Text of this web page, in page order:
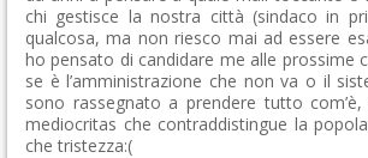
chi gestisce la nostra città (sindaco in
qualcosa, ma non riesco mai ad essere
ho pensato di candidare me alle prossime
se è l’amministrazione che non va o il
sono rassegnato a prendere tutto
mediocritas che contraddistingue la
che tristezza:(